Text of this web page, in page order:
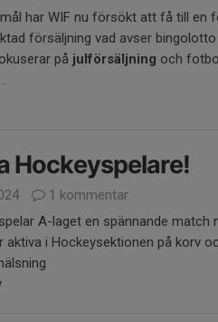
har WIF nu försökt att få till en
försäljning vad avser
på julförsäljning och
Hockeyspelare!
1 kommentar
A-laget en spännande match
aktiva i Hockeysektionen på korv